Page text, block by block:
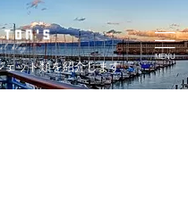
ット類を紹介します